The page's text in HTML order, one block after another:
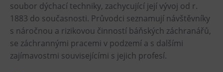
soubor dýchací techniky, zachycující její vývoj od r.
1883 do současnosti. Průvodci seznamují návštěvníky
s náročnou a rizikovou činností báňských záchranářů,
se záchrannými pracemi v podzemí a s dalšími
zajímavostmi souvisejícími s jejich profesí.